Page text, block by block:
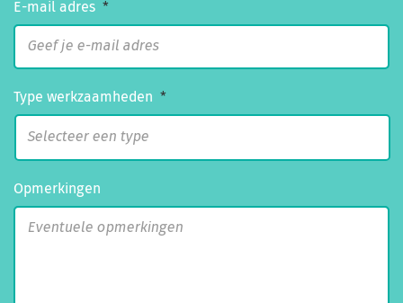
E-mail adres *
Type werkzaamheden *
Opmerkingen